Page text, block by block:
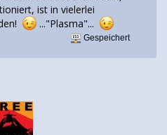
ist in vielerlei
..."Plasma"...
Gespeichert